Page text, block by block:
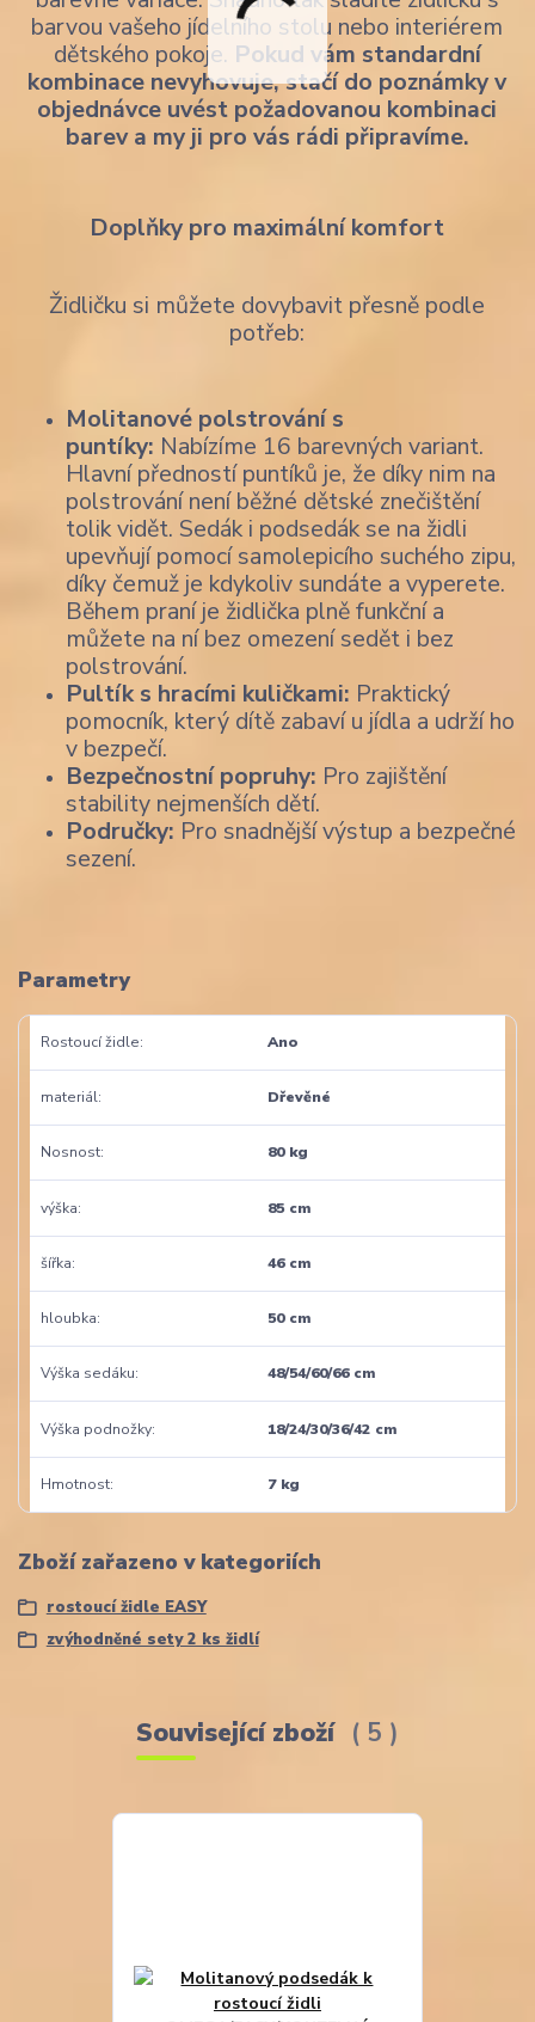
barvou vašeho jídelního stolu nebo interiérem
dětského pokoje. Pokud vám standardní
kombinace nevyhovuje, stačí do poznámky v
objednávce uvést požadovanou kombinaci
barev a my ji pro vás rádi připravíme.
Doplňky pro maximální komfort
Židličku si můžete dovybavit přesně podle
potřeb:
Molitanové polstrování s
puntíky: Nabízíme 16 barevných variant.
Hlavní předností puntíků je, že díky nim na
polstrování není běžné dětské znečištění
tolik vidět. Sedák i podsedák se na židli
upevňují pomocí samolepicího suchého zipu,
díky čemuž je kdykoliv sundáte a vyperete.
Během praní je židlička plně funkční a
můžete na ní bez omezení sedět i bez
polstrování.
Pultík s hracími kuličkami: Praktický
pomocník, který dítě zabaví u jídla a udrží ho
v bezpečí.
Bezpečnostní popruhy: Pro zajištění
stability nejmenších dětí.
Područky: Pro snadnější výstup a bezpečné
sezení.
Parametry
Rostoucí židle Ano
materiál Dřevěné
Nosnost 80 kg
výška 85 cm
šířka 46 cm
hloubka 50 cm
Výška sedáku 48/54/60/66 cm
Výška podnožky 18/24/30/36/42 cm
Hmotnost 7 kg
Zboží zařazeno v kategoriích
rostoucí židle EASY
zvýhodněné sety 2 ks židlí
Související zboží 5